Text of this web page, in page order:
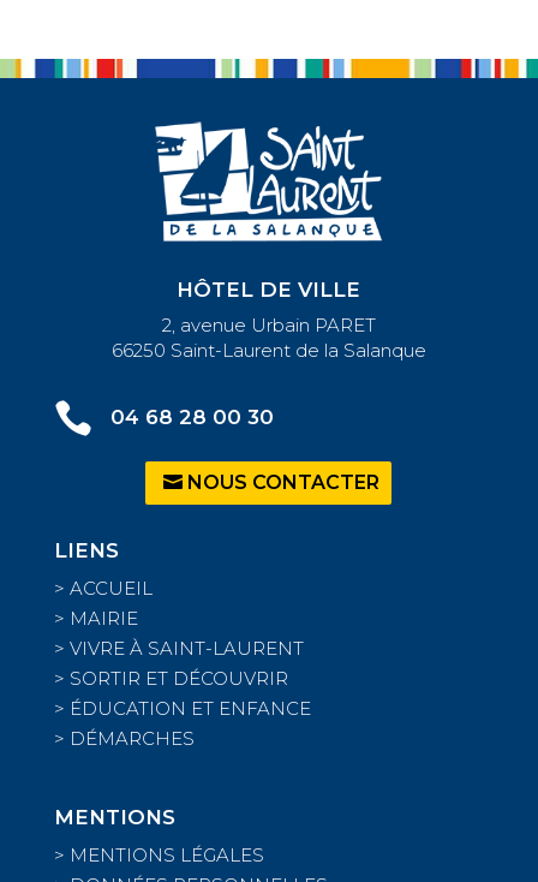
HÔTEL DE VILLE
2, avenue Urbain PARET
66250 Saint-Laurent de la Salanque
 04 68 28 00 30
NOUS CONTACTER
LIENS
> ACCUEIL
> MAIRIE
> VIVRE À SAINT-LAURENT
> SORTIR ET DÉCOUVRIR
> ÉDUCATION ET ENFANCE
> DÉMARCHES
MENTIONS
> MENTIONS LÉGALES